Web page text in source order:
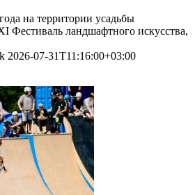
на территории усадьбы
Фестиваль ландшафтного искусства,
2026-07-31T11:16:00+03:00